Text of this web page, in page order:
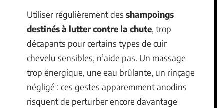
Utiliser régulièrement des shampoings
destinés à lutter contre la chute, trop
décapants pour certains types de cuir
chevelu sensibles, n’aide pas. Un massage
trop énergique, une eau brûlante, un rinçage
négligé : ces gestes apparemment anodins
risquent de perturber encore davantage